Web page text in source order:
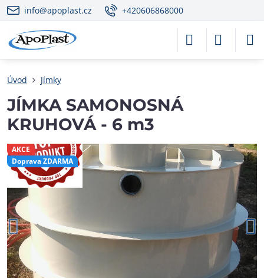
info@apoplast.cz +420606868000
AKCE
Doprava ZDARMA
Úvod Jímky
JÍMKA SAMONOSNÁ
KRUHOVÁ - 6 m3